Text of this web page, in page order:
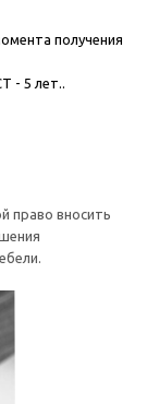
получения
- 5 лет..
право вносить